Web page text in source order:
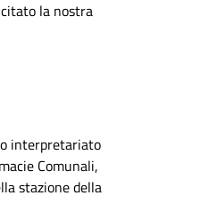
la nostra
interpretariato
Comunali,
stazione della